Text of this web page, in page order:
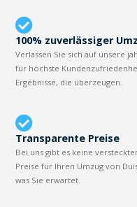
100% zuverlässiger
Verlassen Sie sich auf unsere
für höchste
Ergebnisse, die überzeugen.
Transparente Preise
Bei uns gibt es keine
Preise für Ihren Umzug von
was Sie erwartet.